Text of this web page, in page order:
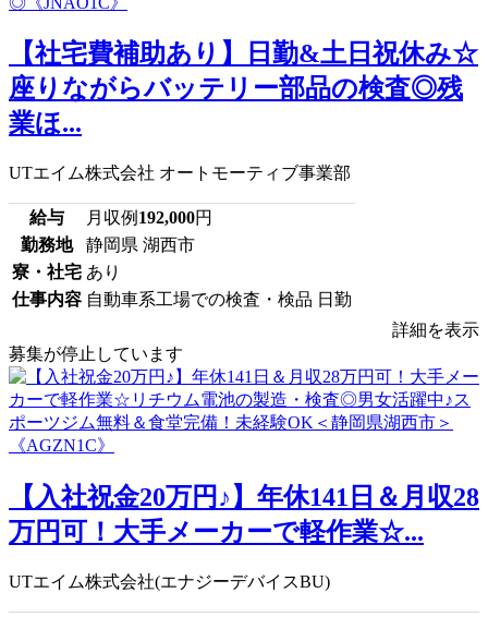
【社宅費補助あり】日勤&土日祝休み☆
座りながらバッテリー部品の検査◎残
業ほ...
UTエイム株式会社 オートモーティブ事業部
給与 月収例 192,000円
勤務地
静岡県 湖西市
寮・社宅 あり
仕事内容 自動車系工場での検査・検品 日勤
詳細を表示
募集が停止しています
【入社祝金20万円♪】年休141日＆月収28
万円可！大手メーカーで軽作業☆...
UTエイム株式会社(エナジーデバイスBU)